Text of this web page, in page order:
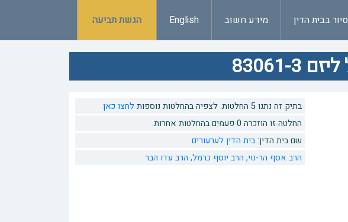
סיור בבית הדין מידע חשוב English הגשת תביעה
3
בתיק זה נתנו 5 החלטות. לצפיה בהחלטות נוספות
לחצו כאן
החלטה זו הוזכרה 0 פעמים בהחלטות אחרות.
שם בית הדין:בית הדין לערעורים
הרב אסף הר-נוי, הרב יוסף כרמל, הרב עדו הבר